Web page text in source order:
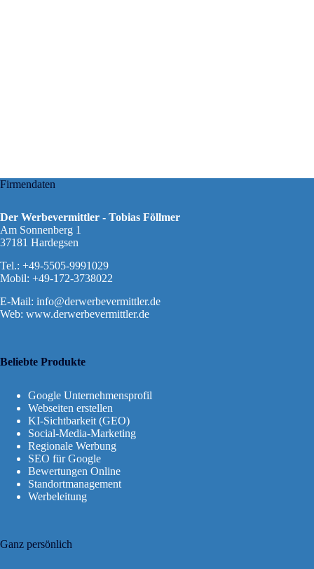
Firmendaten
Der Werbevermittler - Tobias Föllmer
Am Sonnenberg 1
37181 Hardegsen
Tel.: +49-5505-9991029
Mobil: +49-172-3738022
E-Mail: info@derwerbevermittler.de
Web: www.derwerbevermittler.de
Beliebte Produkte
Google Unternehmensprofil
Webseiten erstellen
KI-Sichtbarkeit (GEO)
Social-Media-Marketing
Regionale Werbung
SEO für Google
Bewertungen Online
Standortmanagement
Werbeleitung
Ganz persönlich